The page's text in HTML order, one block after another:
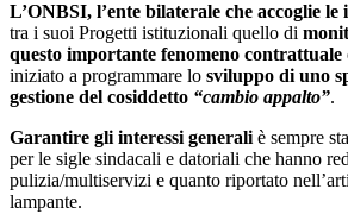
L’ONBSI, l’ente bilaterale che accoglie le
tra i suoi Progetti istituzionali quello di
questo importante fenomeno contrattuale
iniziato a programmare lo sviluppo di uno
gestione del cosiddetto “cambio appalto”.
Garantire gli interessi generaliè sempre
per le sigle sindacali e datoriali che hanno
pulizia/multiservizi e quanto riportato
lampante.